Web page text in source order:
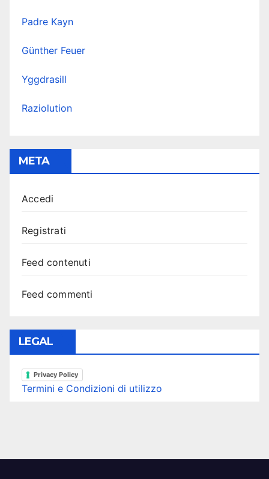
Padre Kayn
Günther Feuer
Yggdrasill
Raziolution
META
Accedi
Registrati
Feed contenuti
Feed commenti
LEGAL
Privacy Policy
Termini e Condizioni di utilizzo